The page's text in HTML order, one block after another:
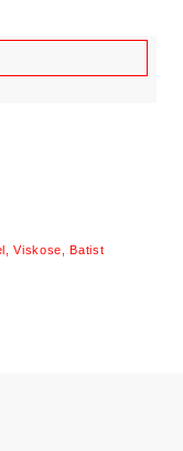
Viskose, Batist